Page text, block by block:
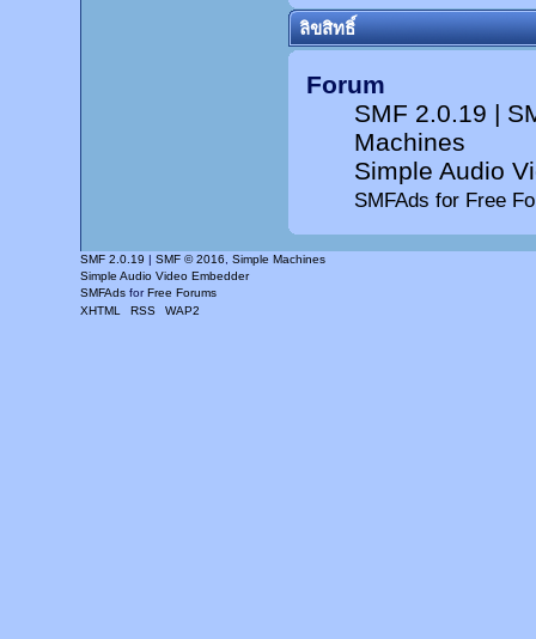
ลิขสิทธิ์
Forum
SMF 2.0.19 |
Machines
Simple Audio
SMFAds for Free
SMF 2.0.19 | SMF © 2016
Simple Machines
Simple Audio Video Embedder
SMFAds forFree Forums
XHTML
RSS WAP2